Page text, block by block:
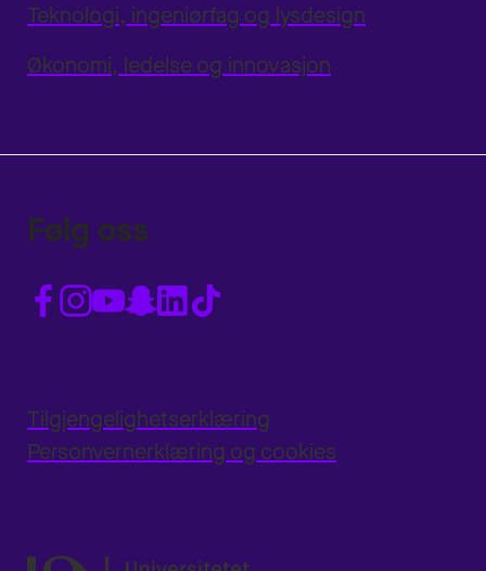
Teknologi, ingeniørfag og lysdesign
Økonomi, ledelse og innovasjon
Følg oss
Tilgjengelighetserklæring
Personvernerklæring og cookies